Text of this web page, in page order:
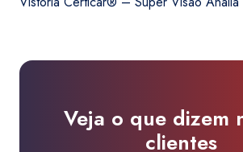
Visão
Veja o que dizem
clientes